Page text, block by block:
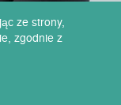
ze strony,
zgodnie z